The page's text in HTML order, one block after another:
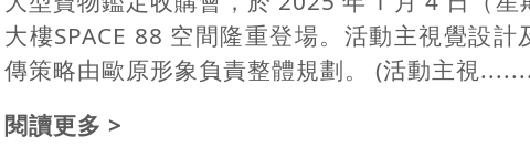
大樓SPACE 88 空間隆重登場。活動主視覺設
傳策略由歐原形象負責整體規劃。 (活動主視.......
閱讀更多 >